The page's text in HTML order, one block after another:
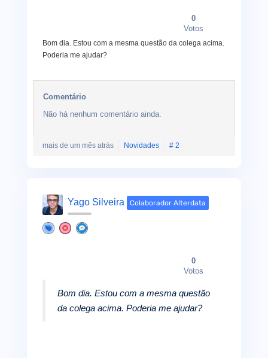
0
Votos
Bom dia. Estou com a mesma questão da colega acima.
Poderia me ajudar?
Comentário
Não há nenhum comentário ainda.
mais de um mês atrás Novidades # 2
Yago Silveira Colaborador Alterdata
0
Votos
Bom dia. Estou com a mesma questão
da colega acima. Poderia me ajudar?